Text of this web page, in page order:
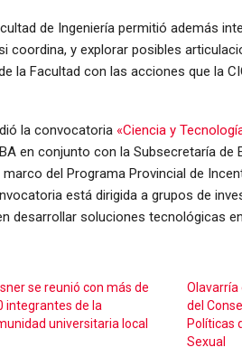
de Ingeniería permitió además
coordina, y explorar posibles
la Facultad con las acciones que la
la convocatoria «Ciencia y
en conjunto con la Subsecretaría de
del Programa Provincial de
está dirigida a grupos de
desarrollar soluciones tecnológicas
se reunió con más de
integrantes de la
universitaria local
Olavarría
del
Políticas
Sexual